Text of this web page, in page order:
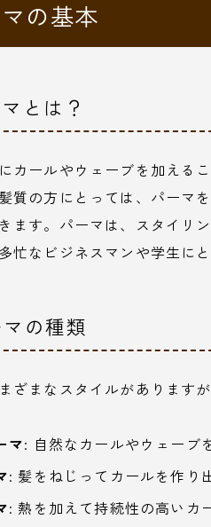
の基本
とは？
カールやウェーブを加える
質の方にとっては、パーマ
ます。パーマは、スタイリ
忙なビジネスマンや学生に
の種類
ざまなスタイルがあります
マ: 自然なカールやウェーブ
: 髪をねじってカールを作り
: 熱を加えて持続性の高いカ